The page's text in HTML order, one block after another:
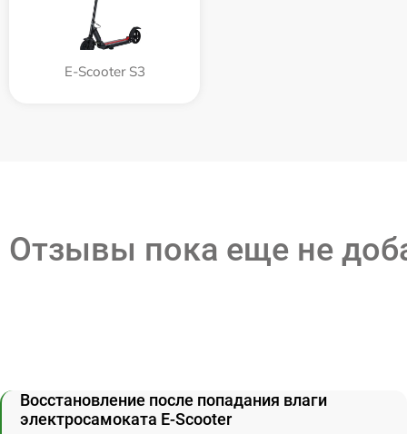
E-Scooter S3
Отзывы пока еще не
Восстановление после попадания влаги
электросамоката E-Scooter